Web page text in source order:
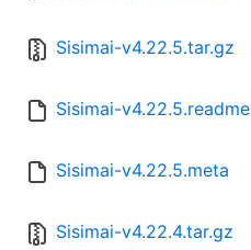
Sisimai-v4.22.5.tar.gz
Sisimai-v4.22.5.readme
Sisimai-v4.22.5.meta
Sisimai-v4.22.4.tar.gz